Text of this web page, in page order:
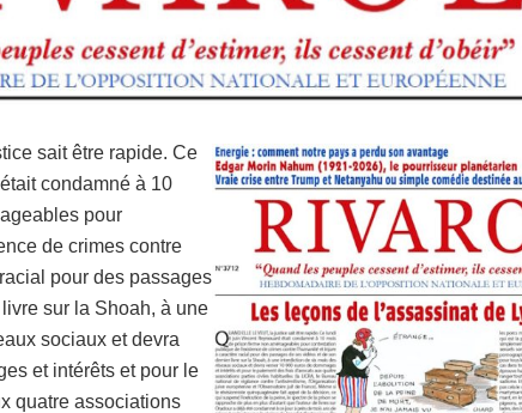
sait être rapide. Ce
condamné à 10
pour
de crimes contre
pour des passages
sur la Shoah, à une
sociaux et devra
et intérêts et pour le
quatre associations